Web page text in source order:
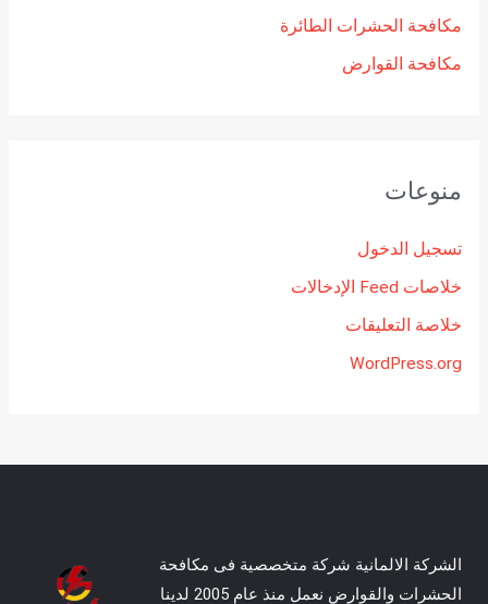
مكافحة الحشرات الطائرة
مكافحة القوارض
منوعات
تسجيل الدخول
خلاصات Feed الإدخالات
خلاصة التعليقات
WordPress.org
الشركة الالمانية شركة متخصصية فى مكافحة
الحشرات والقوارض نعمل منذ عام 2005 لدينا